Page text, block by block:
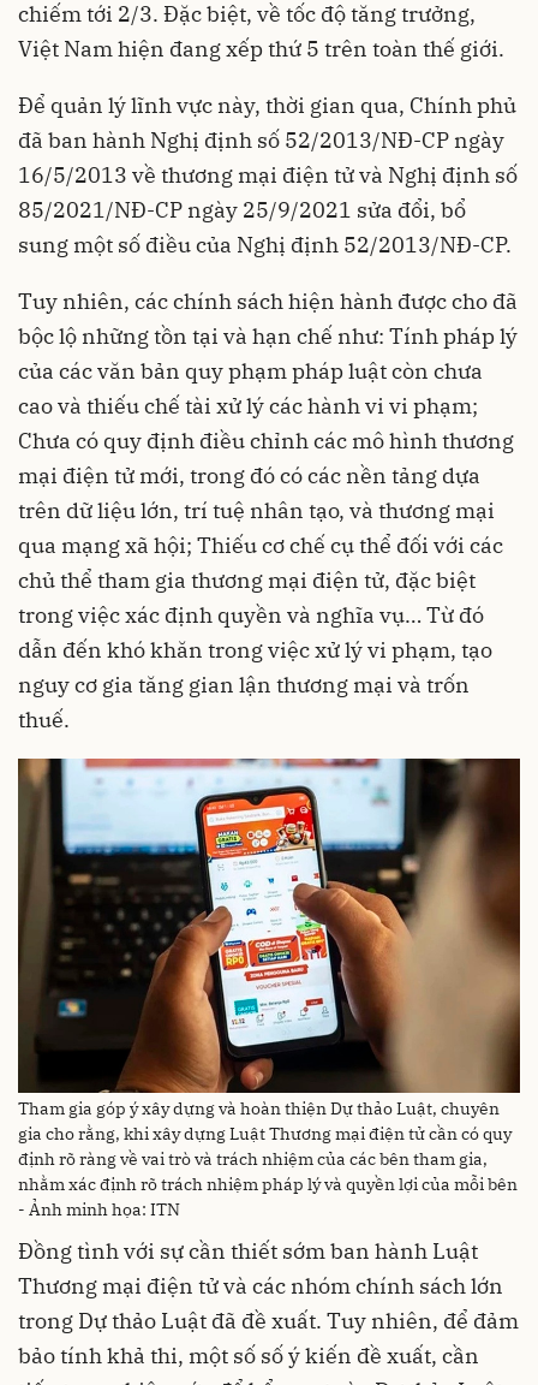
chiếm tới 2/3. Đặc biệt, về tốc độ tăng trưởng,
Việt Nam hiện đang xếp thứ 5 trên toàn thế giới.
Để quản lý lĩnh vực này, thời gian qua, Chính phủ
đã ban hành Nghị định số 52/2013/NĐ-CP ngày
16/5/2013 về thương mại điện tử và Nghị định số
85/2021/NĐ-CP ngày 25/9/2021 sửa đổi, bổ
sung một số điều của Nghị định 52/2013/NĐ-CP.
Tuy nhiên, các chính sách hiện hành được cho đã
bộc lộ những tồn tại và hạn chế như: Tính pháp lý
của các văn bản quy phạm pháp luật còn chưa
cao và thiếu chế tài xử lý các hành vi vi phạm;
Chưa có quy định điều chỉnh các mô hình thương
mại điện tử mới, trong đó có các nền tảng dựa
trên dữ liệu lớn, trí tuệ nhân tạo, và thương mại
qua mạng xã hội; Thiếu cơ chế cụ thể đối với các
chủ thể tham gia thương mại điện tử, đặc biệt
trong việc xác định quyền và nghĩa vụ… Từ đó
dẫn đến khó khăn trong việc xử lý vi phạm, tạo
nguy cơ gia tăng gian lận thương mại và trốn
thuế.
Tham gia góp ý xây dựng và hoàn thiện Dự thảo Luật, chuyên
gia cho rằng, khi xây dựng Luật Thương mại điện tử cần có quy
định rõ ràng về vai trò và trách nhiệm của các bên tham gia,
nhằm xác định rõ trách nhiệm pháp lý và quyền lợi của mỗi bên
- Ảnh minh họa: ITN
Đồng tình với sự cần thiết sớm ban hành Luật
Thương mại điện tử và các nhóm chính sách lớn
trong Dự thảo Luật đã đề xuất. Tuy nhiên, để đảm
bảo tính khả thi, một số số ý kiến đề xuất, cần